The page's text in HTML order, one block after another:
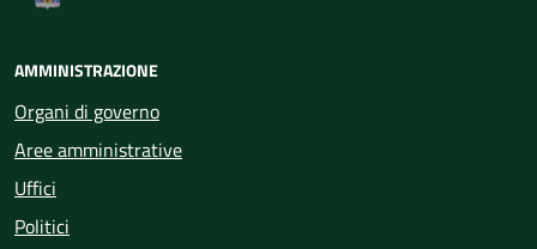
AMMINISTRAZIONE
Organi di governo
Aree amministrative
Uffici
Politici